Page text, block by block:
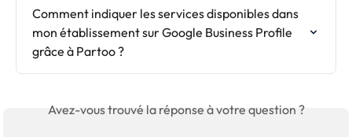
Comment indiquer les services disponibles dans
mon établissement sur Google Business Profile
grâce à Partoo ?
Avez-vous trouvé la réponse à votre question ?